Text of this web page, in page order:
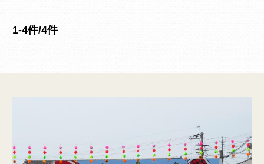
1-4件/4件